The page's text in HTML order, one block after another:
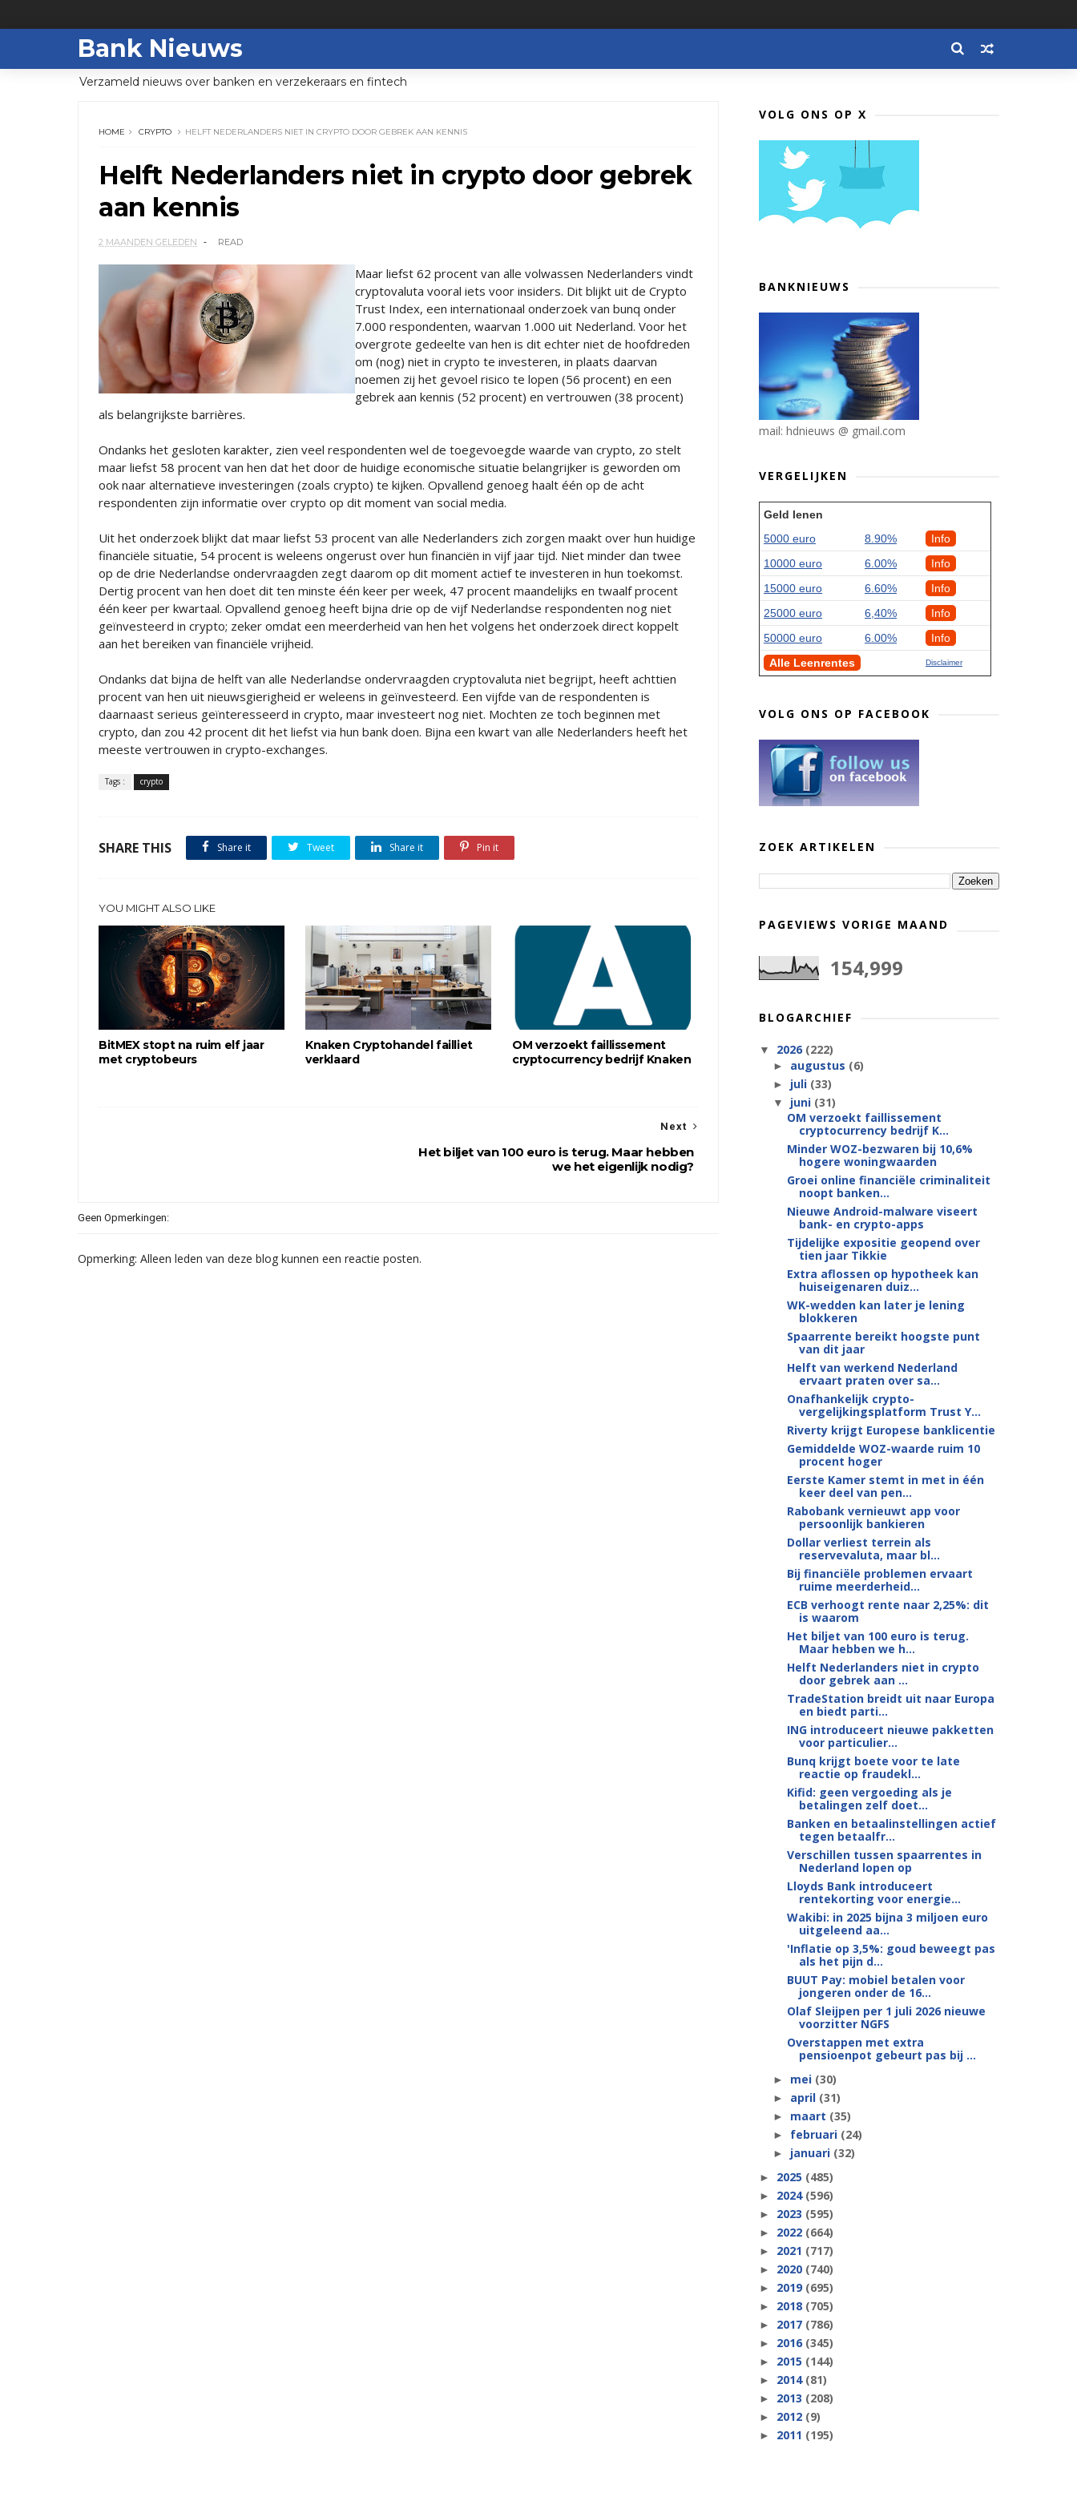
Bank Nieuws
Verzameld nieuws over banken en verzekeraars en fintech
HOME CRYPTO HELFT NEDERLANDERS NIET IN CRYPTO DOOR GEBREK AAN KENNIS
Helft Nederlanders niet in crypto door gebrek
aan kennis
2 MAANDEN GELEDEN READ
Maar liefst 62 procent van alle volwassen Nederlanders vindt
cryptovaluta vooral iets voor insiders. Dit blijkt uit de Crypto
Trust Index, een internationaal onderzoek van bunq onder
7.000 respondenten, waarvan 1.000 uit Nederland. Voor het
overgrote gedeelte van hen is dit echter niet de hoofdreden
om (nog) niet in crypto te investeren, in plaats daarvan
noemen zij het gevoel risico te lopen (56 procent) en een
gebrek aan kennis (52 procent) en vertrouwen (38 procent)
als belangrijkste barrières.
Ondanks het gesloten karakter, zien veel respondenten wel de toegevoegde waarde van crypto, zo stelt
maar liefst 58 procent van hen dat het door de huidige economische situatie belangrijker is geworden om
ook naar alternatieve investeringen (zoals crypto) te kijken. Opvallend genoeg haalt één op de acht
respondenten zijn informatie over crypto op dit moment van social media.
Uit het onderzoek blijkt dat maar liefst 53 procent van alle Nederlanders zich zorgen maakt over hun huidige
financiële situatie, 54 procent is weleens ongerust over hun financiën in vijf jaar tijd. Niet minder dan twee
op de drie Nederlandse ondervraagden zegt daarom op dit moment actief te investeren in hun toekomst.
Dertig procent van hen doet dit ten minste één keer per week, 47 procent maandelijks en twaalf procent
één keer per kwartaal. Opvallend genoeg heeft bijna drie op de vijf Nederlandse respondenten nog niet
geïnvesteerd in crypto; zeker omdat een meerderheid van hen het volgens het onderzoek direct koppelt
aan het bereiken van financiële vrijheid.
Ondanks dat bijna de helft van alle Nederlandse ondervraagden cryptovaluta niet begrijpt, heeft achttien
procent van hen uit nieuwsgierigheid er weleens in geïnvesteerd. Een vijfde van de respondenten is
daarnaast serieus geïnteresseerd in crypto, maar investeert nog niet. Mochten ze toch beginnen met
crypto, dan zou 42 procent dit het liefst via hun bank doen. Bijna een kwart van alle Nederlanders heeft het
meeste vertrouwen in crypto-exchanges.
Tags : crypto
SHARE THIS Share it Tweet Share it Pin it
YOU MIGHT ALSO LIKE
BitMEX stopt na ruim elf jaar
met cryptobeurs
Knaken Cryptohandel failliet
verklaard
OM verzoekt faillissement
cryptocurrency bedrijf Knaken
Next
Het biljet van 100 euro is terug. Maar hebben
we het eigenlijk nodig?
Geen Opmerkingen:
Opmerking: Alleen leden van deze blog kunnen een reactie posten.
VOLG ONS OP X
BANKNIEUWS
mail: hdnieuws @ gmail.com
VERGELIJKEN
Geld lenen
5000 euro
8.90%
Info
10000 euro
6.00%
Info
15000 euro
6.60%
Info
25000 euro
6,40%
Info
50000 euro
6.00%
Info
Alle Leenrentes
Disclaimer
VOLG ONS OP FACEBOOK
ZOEK ARTIKELEN
PAGEVIEWS VORIGE MAAND
154,999
BLOGARCHIEF
▼ 2026 (222)
► augustus (6)
► juli (33)
▼ juni (31)
OM verzoekt faillissement
cryptocurrency bedrijf K...
Minder WOZ-bezwaren bij 10,6%
hogere woningwaarden
Groei online financiële criminaliteit
noopt banken...
Nieuwe Android-malware viseert
bank- en crypto-apps
Tijdelijke expositie geopend over
tien jaar Tikkie
Extra aflossen op hypotheek kan
huiseigenaren duiz...
WK-wedden kan later je lening
blokkeren
Spaarrente bereikt hoogste punt
van dit jaar
Helft van werkend Nederland
ervaart praten over sa...
Onafhankelijk crypto-
vergelijkingsplatform Trust Y...
Riverty krijgt Europese banklicentie
Gemiddelde WOZ-waarde ruim 10
procent hoger
Eerste Kamer stemt in met in één
keer deel van pen...
Rabobank vernieuwt app voor
persoonlijk bankieren
Dollar verliest terrein als
reservevaluta, maar bl...
Bij financiële problemen ervaart
ruime meerderheid...
ECB verhoogt rente naar 2,25%: dit
is waarom
Het biljet van 100 euro is terug.
Maar hebben we h...
Helft Nederlanders niet in crypto
door gebrek aan ...
TradeStation breidt uit naar Europa
en biedt parti...
ING introduceert nieuwe pakketten
voor particulier...
Bunq krijgt boete voor te late
reactie op fraudekl...
Kifid: geen vergoeding als je
betalingen zelf doet...
Banken en betaalinstellingen actief
tegen betaalfr...
Verschillen tussen spaarrentes in
Nederland lopen op
Lloyds Bank introduceert
rentekorting voor energie...
Wakibi: in 2025 bijna 3 miljoen euro
uitgeleend aa...
'Inflatie op 3,5%: goud beweegt pas
als het pijn d...
BUUT Pay: mobiel betalen voor
jongeren onder de 16...
Olaf Sleijpen per 1 juli 2026 nieuwe
voorzitter NGFS
Overstappen met extra
pensioenpot gebeurt pas bij ...
► mei (30)
► april (31)
► maart (35)
► februari (24)
► januari (32)
► 2025 (485)
► 2024 (596)
► 2023 (595)
► 2022 (664)
► 2021 (717)
► 2020 (740)
► 2019 (695)
► 2018 (705)
► 2017 (786)
► 2016 (345)
► 2015 (144)
► 2014 (81)
► 2013 (208)
► 2012 (9)
► 2011 (195)